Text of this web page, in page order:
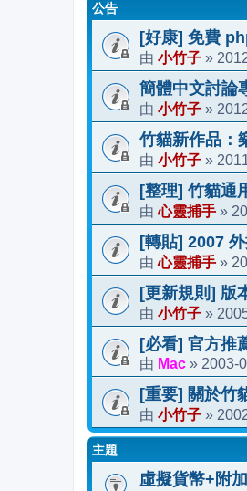
公告
[好康] 免費
由 小竹子 »
簡體中文討論
由 小竹子 »
竹貓新作品：
由 小竹子 »
[整理] 竹貓通
由心靈捕手 »
[轉貼] 2007
由心靈捕手 »
[更新規則] 版
由 小竹子 »
[必看] 官方推
由 Mac » 2003-
[重要] 關於竹
由 小竹子 »
主題
虛擬貨幣+附